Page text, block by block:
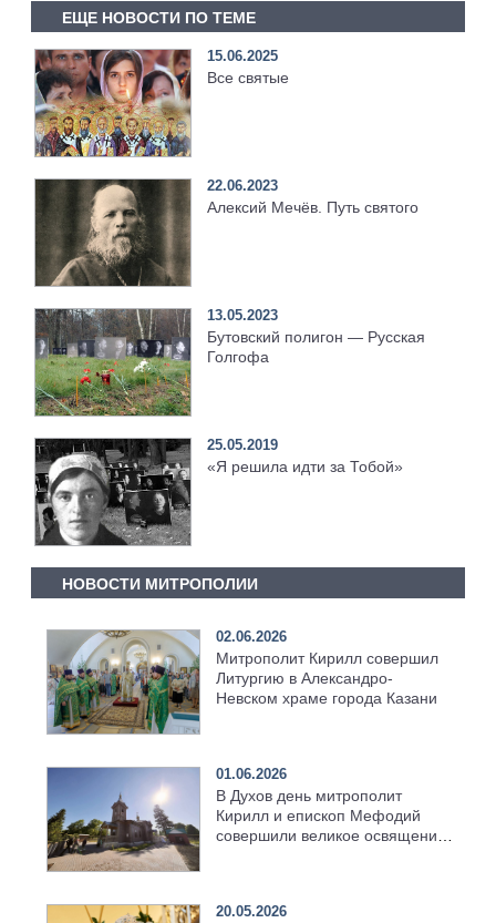
ЕЩЕ НОВОСТИ ПО ТЕМЕ
15.06.2025
Все святые
22.06.2023
Алексий Мечёв. Путь святого
13.05.2023
Бутовский полигон — Русская
Голгофа
25.05.2019
«Я решила идти за Тобой»
НОВОСТИ МИТРОПОЛИИ
02.06.2026
Митрополит Кирилл совершил
Литургию в Александро-
Невском храме города Казани
01.06.2026
В Духов день митрополит
Кирилл и епископ Мефодий
совершили великое освящение
20.05.2026